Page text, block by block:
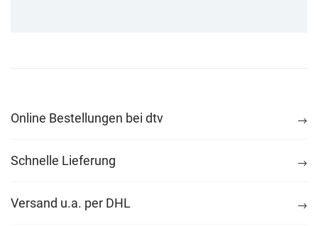
Online Bestellungen bei dtv
Schnelle Lieferung
Versand u.a. per DHL